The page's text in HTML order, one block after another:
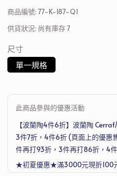
商品編號:77-K-187-Q1
供貨狀況: 尚有庫存 7
尺寸
單一規格
此商品參與的優惠活動
【波蘭陶4件6折】波蘭陶
3件7折，4件6折 (頁面上的優惠
件再打93折，3件再打86折，4
★初夏優惠★滿3000元現折100